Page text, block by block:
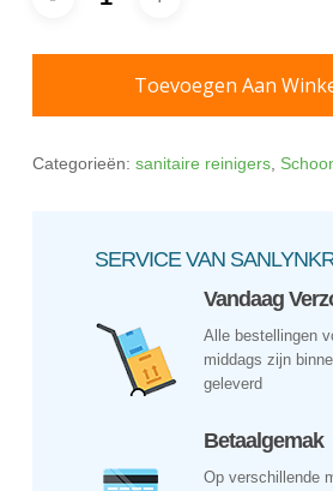
Toevoegen Aan
Categorieën: sanitaire reinigers,
SERVICE VAN
Vandaag
Alle bestellingen
middags zijn
geleverd
Betaalgemak
Op verschillende